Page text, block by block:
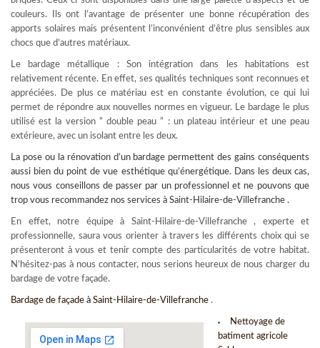
couleurs. Ils ont l’avantage de présenter une bonne récupération des
apports solaires mais présentent l’inconvénient d’être plus sensibles aux
chocs que d’autres matériaux.
Le bardage métallique : Son intégration dans les habitations est
relativement récente. En effet, ses qualités techniques sont reconnues et
appréciées. De plus ce matériau est en constante évolution, ce qui lui
permet de répondre aux nouvelles normes en vigueur. Le bardage le plus
utilisé est la version ” double peau ” : un plateau intérieur et une peau
extérieure, avec un isolant entre les deux.
La pose ou la rénovation d’un bardage permettent des gains conséquents
aussi bien du point de vue esthétique qu’énergétique. Dans les deux cas,
nous vous conseillons de passer par un professionnel et ne pouvons que
trop vous recommandez nos services à Saint-Hilaire-de-Villefranche .
En effet, notre équipe à Saint-Hilaire-de-Villefranche , experte et
professionnelle, saura vous orienter à travers les différents choix qui se
présenteront à vous et tenir compte des particularités de votre habitat.
N’hésitez-pas à nous contacter, nous serions heureux de nous charger du
bardage de votre façade.
Bardage de façade à Saint-Hilaire-de-Villefranche .
Nettoyage de
batiment agricole